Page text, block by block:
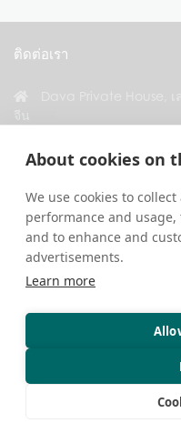
About cookies on
We use cookies to
performance and
and to enhance and
advertisements.
Learn more
ติดต่อเรา
เชื่อมต่อกับเรา
ลิขสิทธิ์ © 2026. สงวนลิขสิทธิ์ทุกประก
ความเป็นส่วนตัว